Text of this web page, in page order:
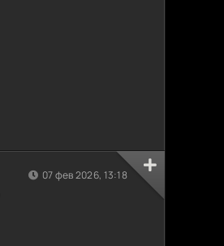
07 фев 2026, 13:18